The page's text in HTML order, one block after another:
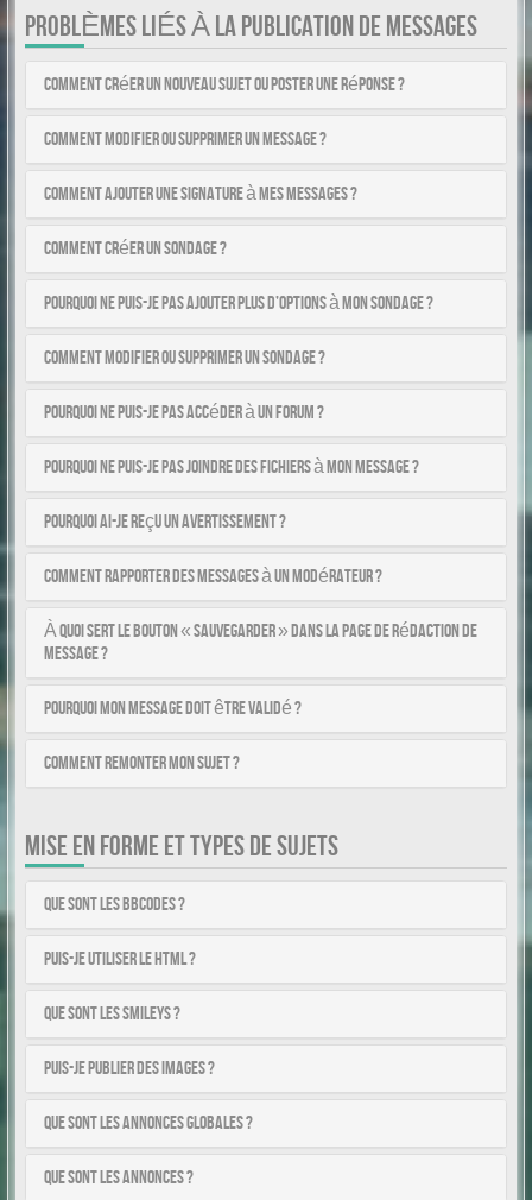
PROBLÈMES LIÉS À LA PUBLICATION DE MESSAGES
Comment créer un nouveau sujet ou poster une réponse ?
Comment modifier ou supprimer un message ?
Comment ajouter une signature à mes messages ?
Comment créer un sondage ?
Pourquoi ne puis-je pas ajouter plus d’options à mon sondage ?
Comment modifier ou supprimer un sondage ?
Pourquoi ne puis-je pas accéder à un forum ?
Pourquoi ne puis-je pas joindre des fichiers à mon message ?
Pourquoi ai-je reçu un avertissement ?
Comment rapporter des messages à un modérateur ?
À quoi sert le bouton « Sauvegarder » dans la page de rédaction de
message ?
Pourquoi mon message doit être validé ?
Comment remonter mon sujet ?
MISE EN FORME ET TYPES DE SUJETS
Que sont les BBCodes ?
Puis-je utiliser le HTML ?
Que sont les smileys ?
Puis-je publier des images ?
Que sont les annonces globales ?
Que sont les annonces ?